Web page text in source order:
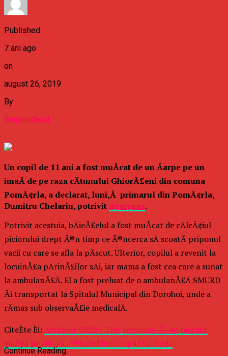
Published
7 ani ago
on
august 26, 2019
By
Raspandacul
Un copil de 11 ani a fost muÅcat de un Åarpe pe un
imaÅ de pe raza cÄtunului GhiorÅ£eni din comuna
PomÃ¢rla, a declarat, luni,Â primarul din PomÃ¢rla,
Dumitru Chelariu, potrivitAgerpres.
Potrivit acestuia, bÄieÅ£elul a fost muÅcat de cÄlcÃ¢iul
piciorului drept Ã®n timp ce Ã®ncerca sÄ scoatÄ priponul
vacii cu care se afla la pÄscut. Ulterior, copilul a revenit la
locuinÅ£a pÄrinÅ£ilor sÄi, iar mama a fost cea care a sunat
la ambulanÅ£Ä. El a fost preluat de o ambulanÅ£Ä SMURD
Åi transportat la Spitalul Municipal din Dorohoi, unde a
rÄmas sub observaÅ£ie medicalÄ.
CiteÈte Èi: Accident GRAV: Trei persoane Åi-au pierdut
viaÅ£a pe DN 15, Ã®n Defileul TopliÅ£a-Deda
Continue Reading